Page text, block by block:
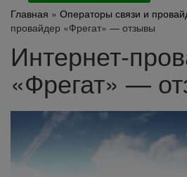
Главная » Операторы связи и
провайдер «Фрегат» — отзывы
Интернет-
«Фрегат» —